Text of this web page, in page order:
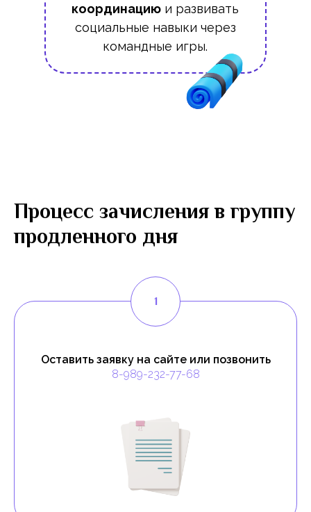
координацию и развивать
социальные навыки через
командные игры.
Процесс зачисления в группу
продленного дня
Оставить заявку на сайте или позвонить
8-989-232-77-68